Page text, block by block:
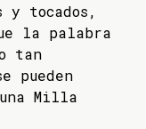
y tocados,
la palabra
tan
pueden
Milla